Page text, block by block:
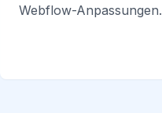
Webflow-Anpassungen.